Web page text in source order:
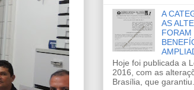
A
AS
FORAM
Hoje foi publicada a
2016, com as
Brasília, que garantiu...